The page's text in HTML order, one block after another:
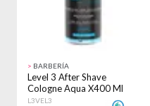
> BARBERÍA
Level 3 After Shave
Cologne Aqua X400 Ml
L3VEL3